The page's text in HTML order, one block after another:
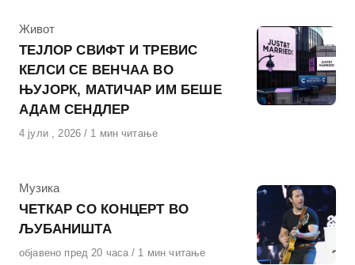
КАтегорија
Живот
ТЕЈЛОР СВИФТ И ТРЕВИС
КЕЛСИ СЕ ВЕНЧАА ВО
ЊУЈОРК, МАТИЧАР ИМ БЕШЕ
АДАМ СЕНДЛЕР
Објавено
4 јули , 2026 1 мин читање
КАтегорија
Музика
ЧЕТКАР СО КОНЦЕРТ ВО
ЉУБАНИШТА
Објавено
објавено пред 20 часа 1 мин читање